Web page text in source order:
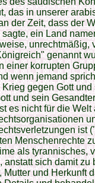
das in unserer
der Zeit, dass der
ein Land
unrechtmäßig,
genannt
einer korrupten
wenn jemand
Krieg gegen Gott
und sein
es nicht für die
ist
Menschenrechte
als tyrannisches,
anstatt sich damit zu
Mutter und Herkunft